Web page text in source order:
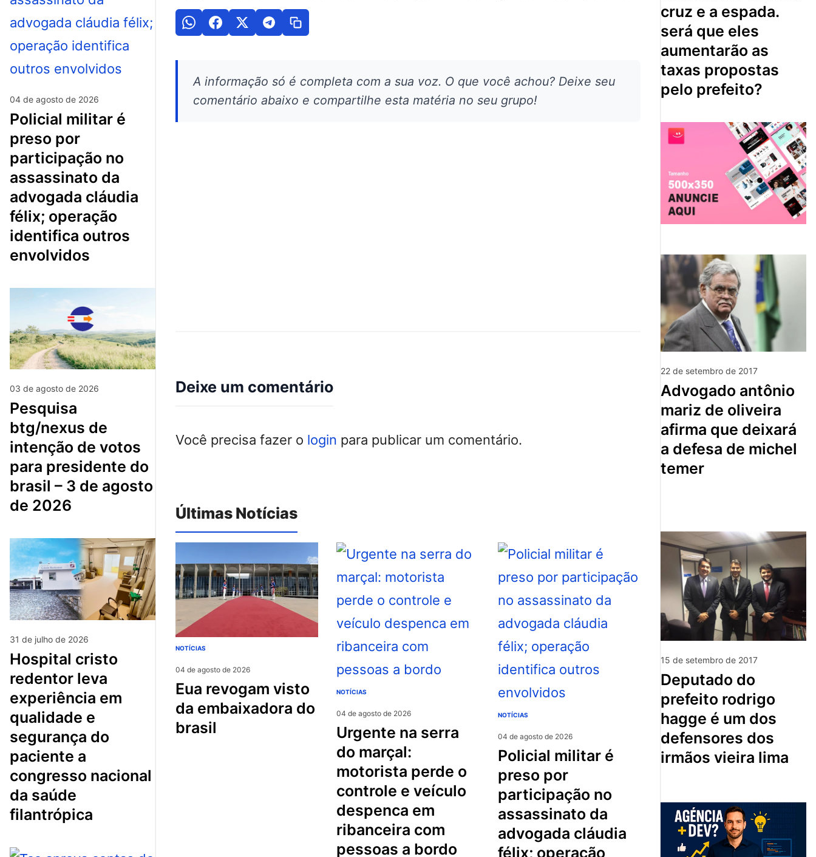
04 de agosto de 2026
policial militar é
preso por
participação no
assassinato da
advogada cláudia
félix; operação
identifica outros
envolvidos
03 de agosto de 2026
pesquisa
btg/nexus de
intenção de votos
para presidente do
brasil – 3 de agosto
de 2026
31 de julho de 2026
hospital cristo
redentor leva
experiência em
qualidade e
segurança do
paciente a
congresso nacional
da saúde
filantrópica
A informação só é completa com a sua voz. O que você achou? Deixe seu
comentário abaixo e compartilhe esta matéria no seu grupo!
Deixe um comentário
Você precisa fazer o login para publicar um comentário.
Últimas Notícias
NOTÍCIAS
04 de agosto de 2026
eua revogam visto
da embaixadora do
brasil
NOTÍCIAS
04 de agosto de 2026
urgente na serra
do marçal:
motorista perde o
controle e veículo
despenca em
ribanceira com
pessoas a bordo
NOTÍCIAS
04 de agosto de 2026
policial militar é
preso por
participação no
assassinato da
advogada cláudia
félix; operação
cruz e a espada.
será que eles
aumentarão as
taxas propostas
pelo prefeito?
22 de setembro de 2017
advogado antônio
mariz de oliveira
afirma que deixará
a defesa de michel
temer
15 de setembro de 2017
deputado do
prefeito rodrigo
hagge é um dos
defensores dos
irmãos vieira lima